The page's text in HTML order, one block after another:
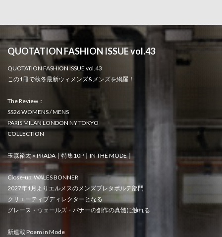
QUOTATION FASHION ISSUE vol.43
QUOTATION FASHION ISSUE vol.43
この1冊で秋冬最新ウィメンズ&メンズを網羅！
The Review：
SS26 WOMENS / MENS
PARIS MILAN LONDON NY TOKYO
COLLECTION
玉森裕太 × PRADA｜特集10P｜IN THE MODE｜
Close-up: WALES BONNER
2027年1月よりエルメスのメンズプレタポルテ部門
クリエーティブディレクターとなる
グレース・ウェールズ・バナーの創作の真髄に触れる
新連載 Poem in Mode